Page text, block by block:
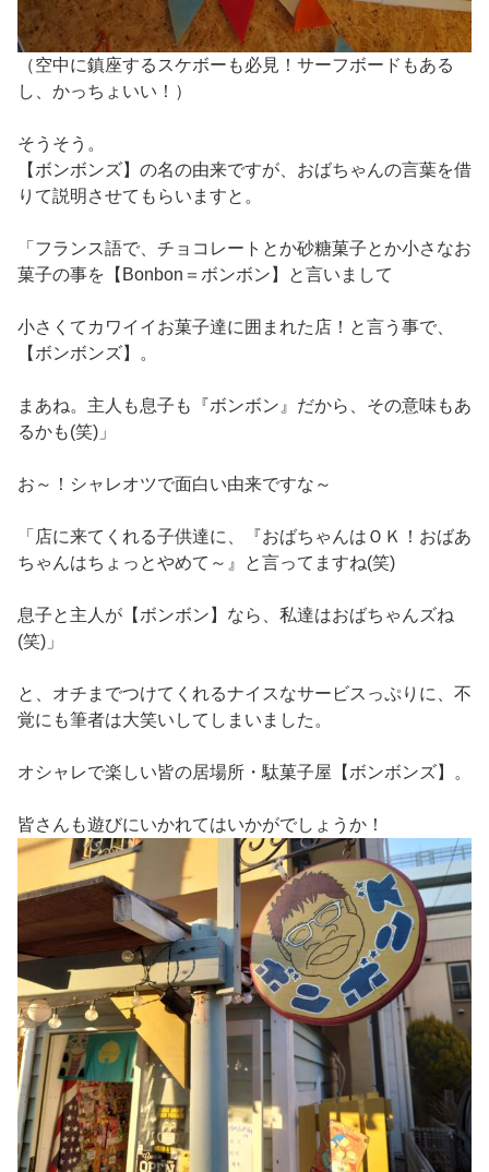
（空中に鎮座するスケボーも必見！サーフボードもある
し、かっちょいい！）
そうそう。
【ボンボンズ】の名の由来ですが、おばちゃんの言葉を借
りて説明させてもらいますと。
「フランス語で、チョコレートとか砂糖菓子とか小さなお
菓子の事を【Bonbon＝ボンボン】と言いまして
小さくてカワイイお菓子達に囲まれた店！と言う事で、
【ボンボンズ】。
まあね。主人も息子も『ボンボン』だから、その意味もあ
るかも(笑)」
お～！シャレオツで面白い由来ですな～
「店に来てくれる子供達に、『おばちゃんはＯＫ！おばあ
ちゃんはちょっとやめて～』と言ってますね(笑)
息子と主人が【ボンボン】なら、私達はおばちゃんズね
(笑)」
と、オチまでつけてくれるナイスなサービスっぷりに、不
覚にも筆者は大笑いしてしまいました。
オシャレで楽しい皆の居場所・駄菓子屋【ボンボンズ】。
皆さんも遊びにいかれてはいかがでしょうか！